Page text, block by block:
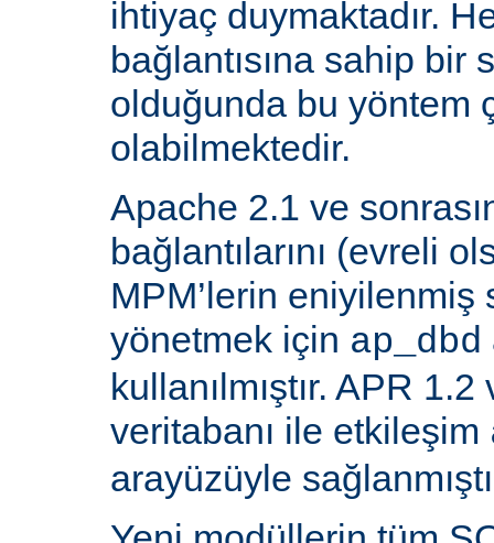
ihtiyaç duymaktadır.
bağlantısına sahip bir
olduğunda bu yöntem
olabilmektedir.
Apache 2.1 ve
bağlantılarını (evreli
MPM’lerin
yönetmek için ap_dbd
kullanılmıştır. APR
veritabanı ile etkileşim
arayüzüyle